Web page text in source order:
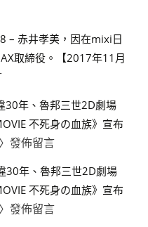
– 赤井孝美，因在mixi日
取締役。【2017年11月
30年、魯邦三世2D劇場
不死身の血族》宣布
〉發佈留言
30年、魯邦三世2D劇場
不死身の血族》宣布
〉發佈留言